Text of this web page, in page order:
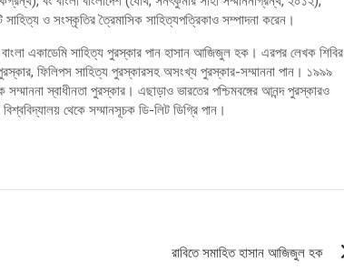
সাহিত্য ও সংস্কৃতির ত্রৈমাসিক সাহিত্যপত্রিকাও সম্পাদনা করেন।
একাডেমি সাহিত্য পুরস্কার পান হাসান আজিজুল হক। এরপর লেখক শিবির
ফিলিপস সাহিত্য পুরস্কারসহ অসংখ্য পুরস্কার-সম্মাননা পান। ১৯৯৯
স্বাধীনতা পুরস্কার। এছাড়াও ভারতের পশ্চিমবঙ্গের আনন্দ পুরস্কারও
থেকে সম্মানসূচক ডি-লিট ডিগ্রি পান।
রাবিতে সমাহিত হাসান আজিজুল হক